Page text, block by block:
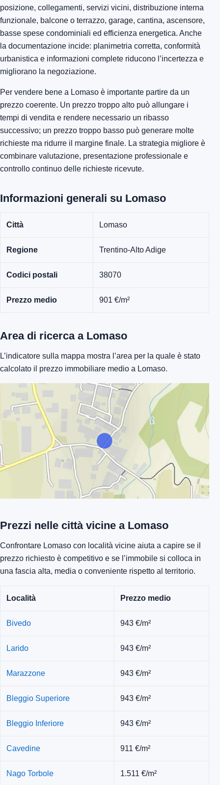
posizione, collegamenti, servizi vicini, distribuzione interna
funzionale, balcone o terrazzo, garage, cantina, ascensore,
basse spese condominiali ed efficienza energetica. Anche
la documentazione incide: planimetria corretta, conformità
urbanistica e informazioni complete riducono l’incertezza e
migliorano la negoziazione.
Per vendere bene a Lomaso è importante partire da un
prezzo coerente. Un prezzo troppo alto può allungare i
tempi di vendita e rendere necessario un ribasso
successivo; un prezzo troppo basso può generare molte
richieste ma ridurre il margine finale. La strategia migliore è
combinare valutazione, presentazione professionale e
controllo continuo delle richieste ricevute.
Informazioni generali su Lomaso
Città Lomaso
Regione Trentino-Alto Adige
Codici postali 38070
Prezzo medio 901 €/m²
Area di ricerca a Lomaso
L’indicatore sulla mappa mostra l’area per la quale è stato
calcolato il prezzo immobiliare medio a Lomaso.
Prezzi nelle città vicine a Lomaso
Confrontare Lomaso con località vicine aiuta a capire se il
prezzo richiesto è competitivo e se l’immobile si colloca in
una fascia alta, media o conveniente rispetto al territorio.
Località Prezzo medio
Bivedo 943 €/m²
Larido 943 €/m²
Marazzone 943 €/m²
Bleggio Superiore 943 €/m²
Bleggio Inferiore 943 €/m²
Cavedine 911 €/m²
Nago Torbole 1.511 €/m²